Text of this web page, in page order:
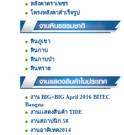
หลังคาตราเพชร
โครงหลังคาสำเร็จรูป
หินภูเขา
หินกาบ
หินกาบป่า
หินทราย
งาน BIG+BIG April 2016 BITEC
Bangna
งานเเสดงสินค้า TIDE
งานสถาปนิก 58
งานอาคิเทค2014